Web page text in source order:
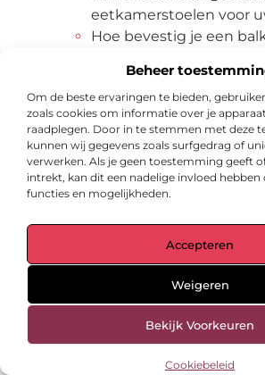
Beheer
Om de beste ervaringen te bieden,
zoals cookies om informatie over je
raadplegen. Door in te stemmen met deze
kunnen wij gegevens zoals surfgedrag of
verwerken. Als je geen toestemming geeft
intrekt, kan dit een nadelige invloed hebben
functies en mogelijkheden.
Accepteren
Weigeren
Bekijk Voorkeuren
Cookiebeleid
eetkamerstoelen voor
Hoe bevestig je een
Hoe houdt u uw cv
conditie?
Hoe lelijk is jouw
Hoe maak ik een
Hoe verf ik mijn leren
beste?
Houdt uw kennis bij
Houdt uw werkplek in
schoonmaakbedrijf
Huren van een
In 4 stappen een vijver